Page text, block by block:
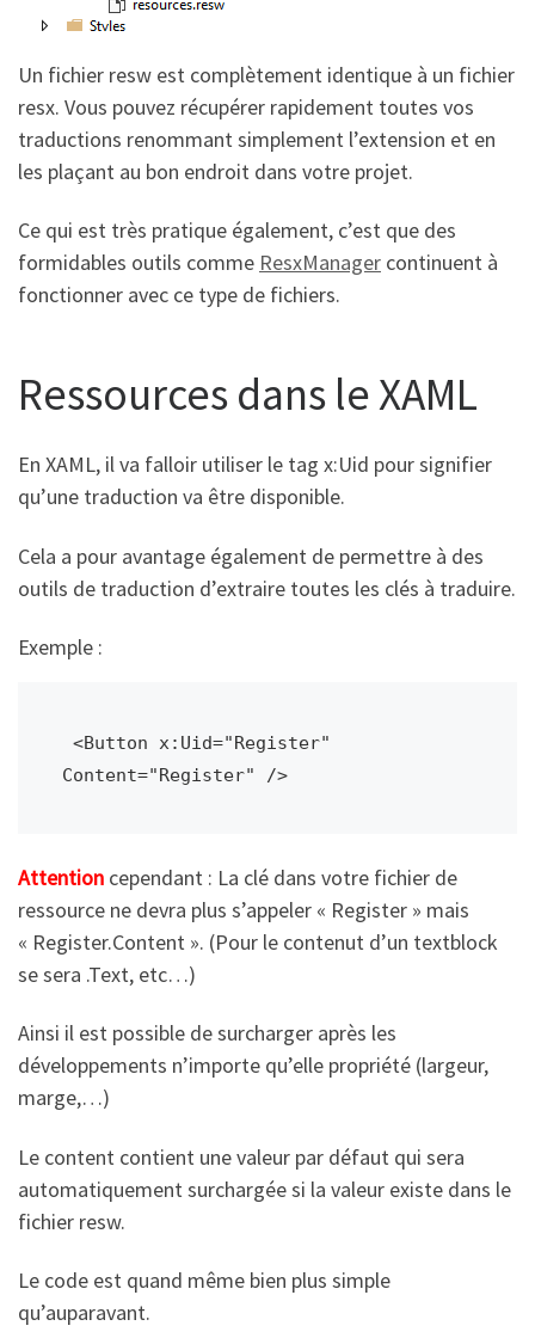
Un fichier resw est complètement identique à un fichier
resx. Vous pouvez récupérer rapidement toutes vos
traductions renommant simplement l’extension et en
les plaçant au bon endroit dans votre projet.
Ce qui est très pratique également, c’est que des
formidables outils comme ResxManager continuent à
fonctionner avec ce type de fichiers.
Ressources dans le XAML
En XAML, il va falloir utiliser le tag x:Uid pour signifier
qu’une traduction va être disponible.
Cela a pour avantage également de permettre à des
outils de traduction d’extraire toutes les clés à traduire.
Exemple :
Content="Register" />
Attention cependant : La clé dans votre fichier de
ressource ne devra plus s’appeler « Register » mais
« Register.Content ». (Pour le contenut d’un textblock
se sera .Text, etc…)
Ainsi il est possible de surcharger après les
développements n’importe qu’elle propriété (largeur,
marge,…)
Le content contient une valeur par défaut qui sera
automatiquement surchargée si la valeur existe dans le
fichier resw.
Le code est quand même bien plus simple
qu’auparavant.